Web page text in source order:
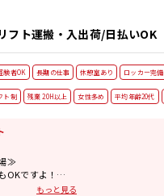
フト運搬・入出荷/日払いOK
験者OK 長期の仕事 休憩室あり ロッカー完備
ト制 残業 20H以上 女性多め 平均年齢20代
≫
OKですよ！
もっと見る